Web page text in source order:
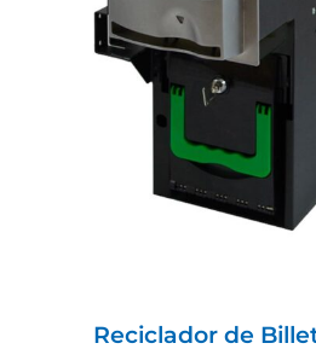
Reciclador de
Recicladores De
Reciclador de